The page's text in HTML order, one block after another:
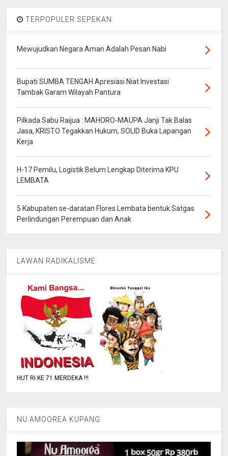
TERPOPULER SEPEKAN
Mewujudkan Negara Aman Adalah Pesan Nabi
Bupati SUMBA TENGAH Apresiasi Niat Investasi
Tambak Garam Wilayah Pantura
Pilkada Sabu Raijua : MAHORO-MAUPA Janji Tak Balas
Jasa, KRISTO Tegakkan Hukum, SOLID Buka Lapangan
Kerja
H-17 Pemilu, Logistik Belum Lengkap Diterima KPU
LEMBATA
5 Kabupaten se-daratan Flores Lembata bentuk Satgas
Perlindungan Perempuan dan Anak
LAWAN RADIKALISME
HUT RI KE 71 MERDEKA !!!
NU AMOOREA KUPANG